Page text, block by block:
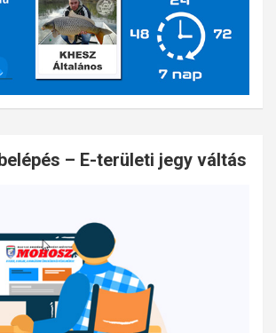
– E-területi jegy váltás